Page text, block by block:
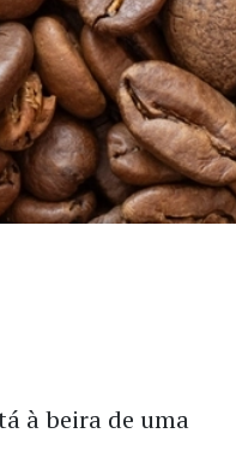
à beira de uma